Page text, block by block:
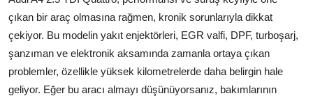
çıkan bir araç olmasına rağmen, kronik sorunlarıyla dikkat
çekiyor. Bu modelin yakıt enjektörleri, EGR valfi, DPF, turboşarj,
şanzıman ve elektronik aksamında zamanla ortaya çıkan
problemler, özellikle yüksek kilometrelerde daha belirgin hale
geliyor. Eğer bu aracı almayı düşünüyorsanız, bakımlarının